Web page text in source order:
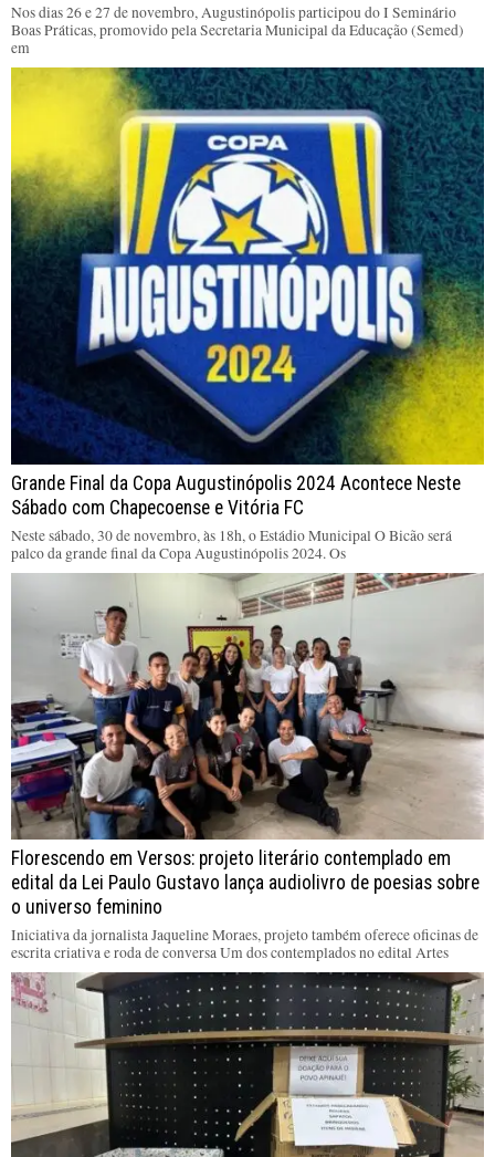
Nos dias 26 e 27 de novembro, Augustinópolis participou do I Seminário
Boas Práticas, promovido pela Secretaria Municipal da Educação (Semed)
em
Grande Final da Copa Augustinópolis 2024 Acontece Neste
Sábado com Chapecoense e Vitória FC
Neste sábado, 30 de novembro, às 18h, o Estádio Municipal O Bicão será
palco da grande final da Copa Augustinópolis 2024. Os
Florescendo em Versos: projeto literário contemplado em
edital da Lei Paulo Gustavo lança audiolivro de poesias sobre
o universo feminino
Iniciativa da jornalista Jaqueline Moraes, projeto também oferece oficinas de
escrita criativa e roda de conversa Um dos contemplados no edital Artes